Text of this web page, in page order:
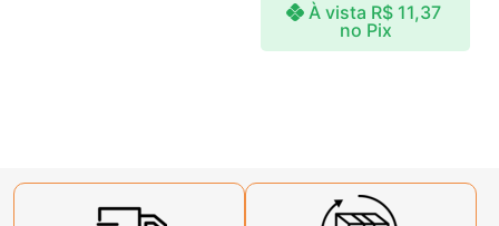
À vista R$11,37
no Pix